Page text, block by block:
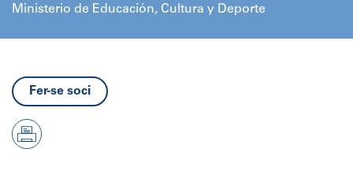
Ministerio de Educación, Cultura y Deporte
Fer-se soci